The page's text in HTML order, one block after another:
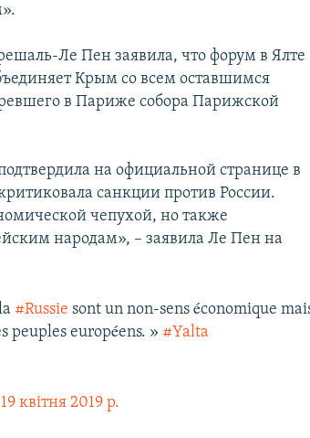
Ле Пен заявила, что форум в Ялте
Крым со всем оставшимся
в Париже собора Парижской
на официальной странице в
санкции против России.
чепухой, но также
народам», – заявила Ле Пен на
#Russie sont un non-sens économique
peuples européens. » #Yalta
19 квітня 2019 р.